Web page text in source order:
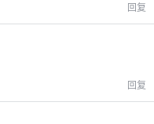
回复
回复